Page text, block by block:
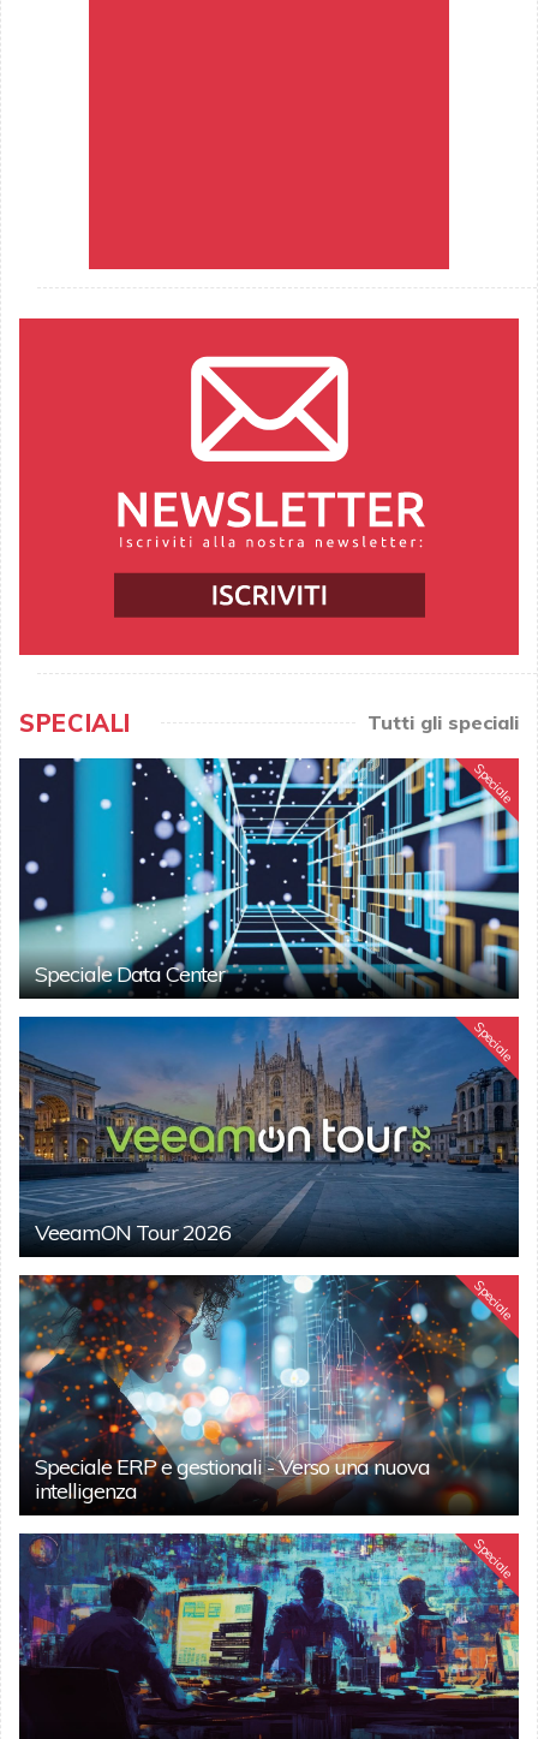
SPECIALI Tutti gli speciali
Speciale
Speciale Data Center
Speciale
VeeamON Tour 2026
Speciale
Speciale ERP e gestionali - Verso una nuova
intelligenza
Speciale